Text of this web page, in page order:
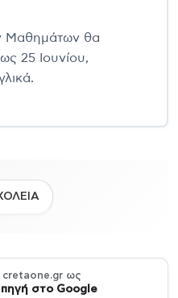
Μαθημάτων θα
25 Ιουνίου,
cretaone.gr ως
στο Google